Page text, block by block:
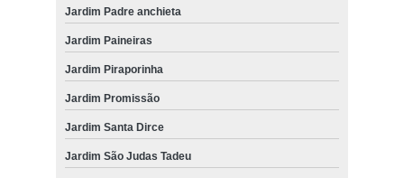
Jardim Padre anchieta
Jardim Paineiras
Jardim Piraporinha
Jardim Promissão
Jardim Santa Dirce
Jardim São Judas Tadeu